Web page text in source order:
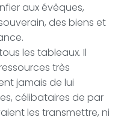
aux évêques,
des biens et
les tableaux. Il
très
jamais de lui
célibataires de par
les transmettre, ni